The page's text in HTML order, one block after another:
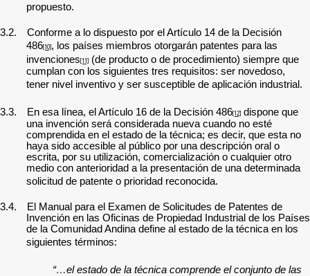
propuesto.
3.2.
Conforme a lo dispuesto por el Artículo 14 de la Decisión
486[10], los países miembros otorgarán patentes para las
invenciones[11](de producto o de procedimiento) siempre que
cumplan con los siguientes tres requisitos: ser novedoso,
tener nivel inventivo y ser susceptible de aplicación industrial.
3.3. En esa línea, el Artículo 16 de la Decisión 486[12] dispone que
una invención será considerada nueva cuando no esté
comprendida en el estado de la técnica; es decir, que esta no
haya sido accesible al público por una descripción oral o
escrita, por su utilización, comercialización o cualquier otro
medio con anterioridad a la presentación de una determinada
solicitud de patente o prioridad reconocida.
3.4. E l Manual para el Examen de Solicitudes de Patentes de
Invención en las Oficinas de Propiedad Industrial de los Países
de la Comunidad Andina define al estado de la técnica en los
siguientes términos:
“…el estado de la técnica comprende el conjunto de las